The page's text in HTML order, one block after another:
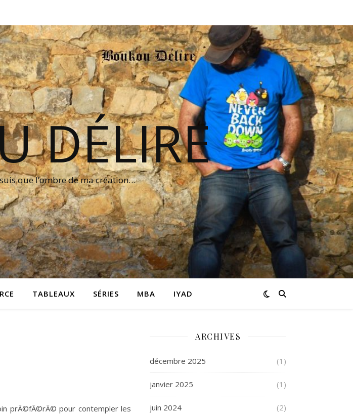
DÉLIRE
que l’ombre de ma création…
TABLEAUX SÉRIES MBA IYAD
prÃ©fÃ©rÃ© pour contempler les
ARCHIVES
décembre 2025 (1)
janvier 2025 (1)
juin 2024 (2)